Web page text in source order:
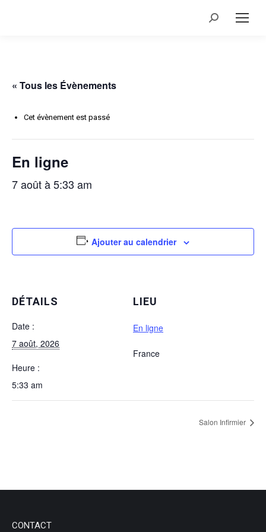
Recherche
« Tous les Évènements
Cet évènement est passé
En ligne
7 août à 5:33 am
Ajouter au calendrier
DÉTAILS
Date :
7 août, 2026
Heure :
5:33 am
LIEU
En ligne
France
Salon Infirmier
CONTACT